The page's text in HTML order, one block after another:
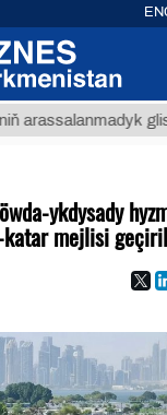
glisirrizin
ykdysady
katar mejlisi